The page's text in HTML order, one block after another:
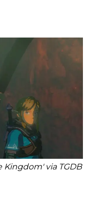
Kingdom' via TGDB